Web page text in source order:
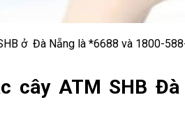
ở Đà Nẵng là *6688 và 1800-
cây ATM SHB Đà